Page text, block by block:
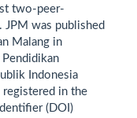
two-peer-
was published
Malang in
Indonesia
registered in the
(DOI)